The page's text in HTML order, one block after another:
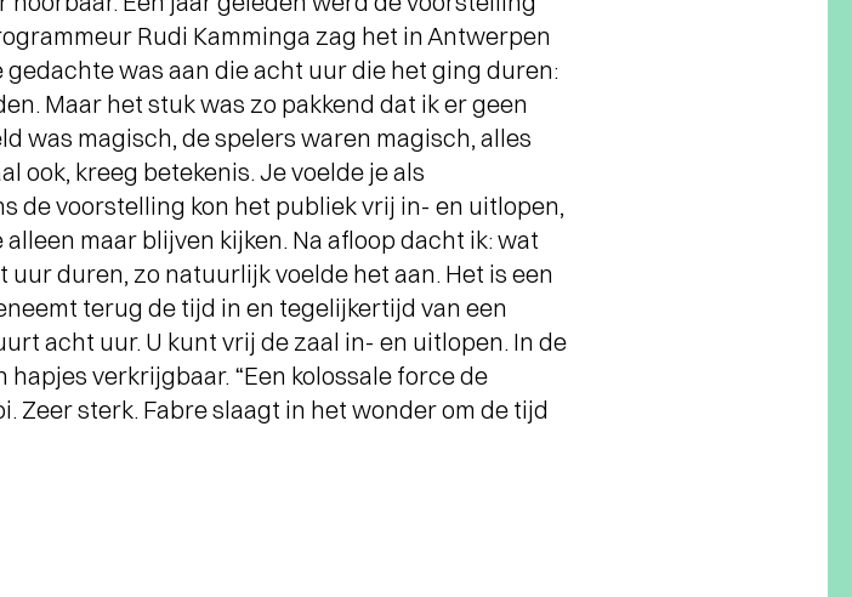
Rudi Kamminga zag het in Antwerpen
was aan die acht uur die het ging duren:
Maar het stuk was zo pakkend dat ik er geen
was magisch, de spelers waren magisch, alles
ook, kreeg betekenis. Je voelde je als
de voorstelling kon het publiek vrij in- en uitlopen,
maar blijven kijken. Na afloop dacht ik: wat
duren, zo natuurlijk voelde het aan. Het is een
terug de tijd in en tegelijkertijd van een
acht uur. U kunt vrij de zaal in- en uitlopen. In de
verkrijgbaar. “Een kolossale force de
Zeer sterk. Fabre slaagt in het wonder om de tijd